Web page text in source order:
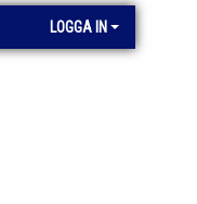
LOGGA IN